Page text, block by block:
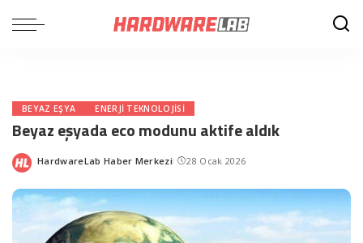
BEYAZ EŞYA ENERJI TEKNOLOJISI
Beyaz eşyada eco modunu aktife aldık
Posted
HardwareLab Haber Merkezi 28 Ocak 2026